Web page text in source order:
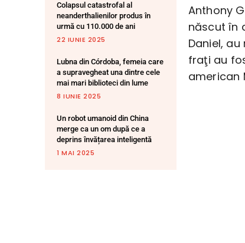
Colapsul catastrofal al
neanderthalienilor produs în
urmă cu 110.000 de ani
22 IUNIE 2025
Lubna din Córdoba, femeia care
a supravegheat una dintre cele
mai mari biblioteci din lume
8 IUNIE 2025
Un robot umanoid din China
merge ca un om după ce a
deprins învățarea inteligentă
1 MAI 2025
Anthony
născut în
Daniel,
fraţi au
american